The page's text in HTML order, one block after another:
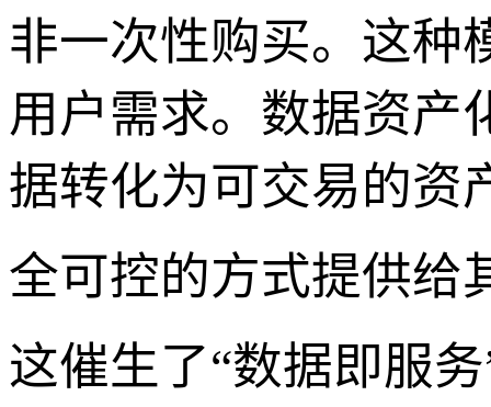
非一次性购买。这种
用户需求。数据资产
据转化为可交易的资
全可控的方式提供给
这催生了“数据即服